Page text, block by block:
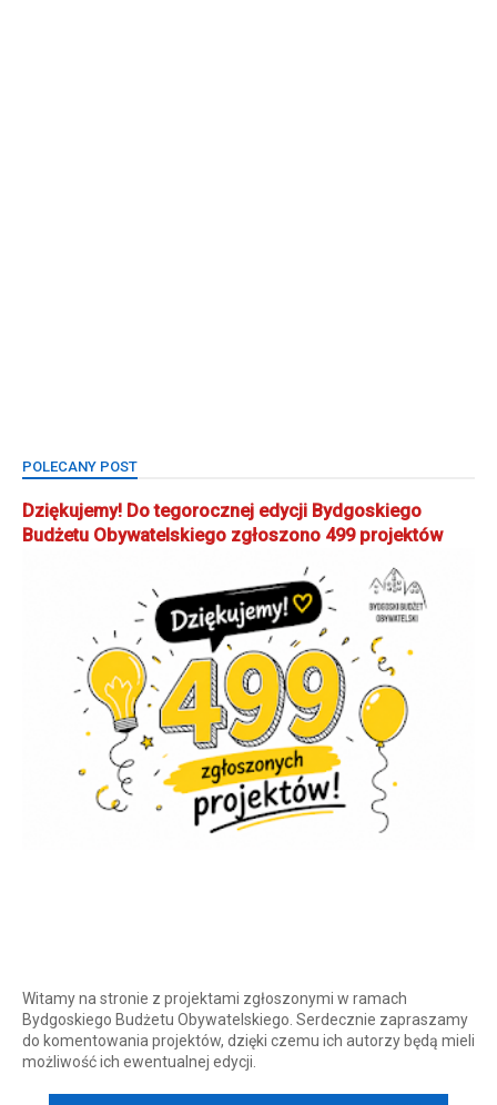
POLECANY POST
Dziękujemy! Do tegorocznej edycji Bydgoskiego
Budżetu Obywatelskiego zgłoszono 499 projektów
Witamy na stronie z projektami zgłoszonymi w ramach
Bydgoskiego Budżetu Obywatelskiego. Serdecznie zapraszamy
do komentowania projektów, dzięki czemu ich autorzy będą mieli
możliwość ich ewentualnej edycji.